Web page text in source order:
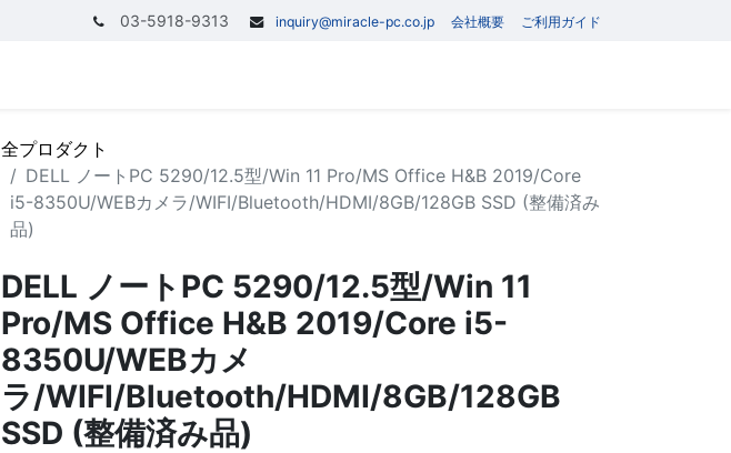
03-5918-9313 inquiry@miracle-pc.co.jp 会社概要 ご利用ガイド
全プロダクト
DELL ノートPC 5290/12.5型/Win 11 Pro/MS Office H&B 2019/Core
i5-8350U/WEBカメラ/WIFI/Bluetooth/HDMI/8GB/128GB SSD (整備済み
品)
DELL ノートPC 5290/12.5型/Win 11
Pro/MS Office H&B 2019/Core i5-
8350U/WEBカメ
ラ/WIFI/Bluetooth/HDMI/8GB/128GB
SSD (整備済み品)